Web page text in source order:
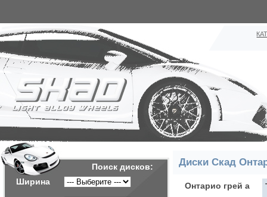
Поиск дисков:
Ширина
Диски Скад
Онтарио грей а